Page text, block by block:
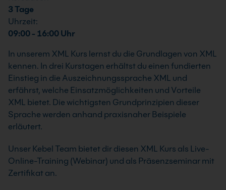
3 Tage
Uhrzeit:
09:00 - 16:00 Uhr
In unserem XML Kurs lernst du die Grundlagen von XML
kennen. In drei Kurstagen erhältst du einen fundierten
Einstieg in die Auszeichnungssprache XML und
erfährst, welche Einsatzmöglichkeiten und Vorteile
XML bietet. Die wichtigsten Grundprinzipien dieser
Sprache werden anhand praxisnaher Beispiele
erläutert.
Unser Kebel Team bietet dir diesen XML Kurs als Live-
Online-Training (Webinar) und als Präsenzseminar mit
Zertifikat an.